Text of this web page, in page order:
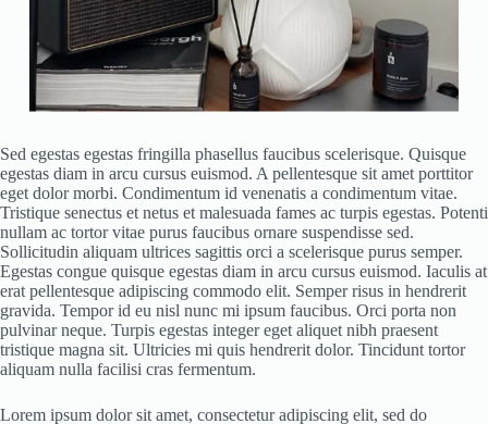
Sed egestas egestas fringilla phasellus faucibus scelerisque. Quisque
egestas diam in arcu cursus euismod. A pellentesque sit amet porttitor
eget dolor morbi. Condimentum id venenatis a condimentum vitae.
Tristique senectus et netus et malesuada fames ac turpis egestas. Potenti
nullam ac tortor vitae purus faucibus ornare suspendisse sed.
Sollicitudin aliquam ultrices sagittis orci a scelerisque purus semper.
Egestas congue quisque egestas diam in arcu cursus euismod. Iaculis at
erat pellentesque adipiscing commodo elit. Semper risus in hendrerit
gravida. Tempor id eu nisl nunc mi ipsum faucibus. Orci porta non
pulvinar neque. Turpis egestas integer eget aliquet nibh praesent
tristique magna sit. Ultricies mi quis hendrerit dolor. Tincidunt tortor
aliquam nulla facilisi cras fermentum.
Lorem ipsum dolor sit amet, consectetur adipiscing elit, sed do